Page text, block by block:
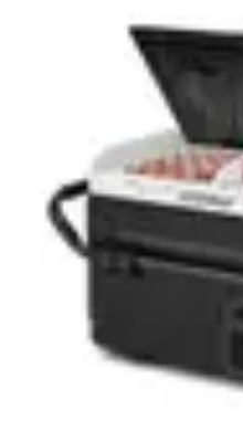
Préparation et Techniques
Santé et Nutrition
Guide Fruits de Mer